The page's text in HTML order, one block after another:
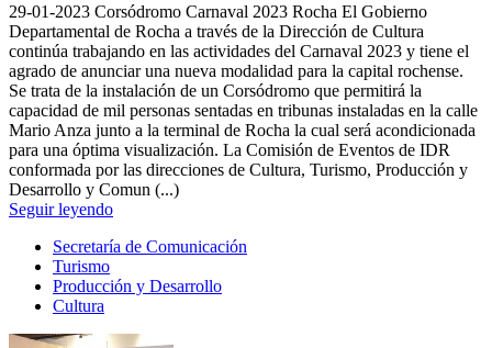
29-01-2023 Corsódromo Carnaval 2023 Rocha El Gobierno
Departamental de Rocha a través de la Dirección de Cultura
continúa trabajando en las actividades del Carnaval 2023 y tiene el
agrado de anunciar una nueva modalidad para la capital rochense.
Se trata de la instalación de un Corsódromo que permitirá la
capacidad de mil personas sentadas en tribunas instaladas en la calle
Mario Anza junto a la terminal de Rocha la cual será acondicionada
para una óptima visualización. La Comisión de Eventos de IDR
conformada por las direcciones de Cultura, Turismo, Producción y
Desarrollo y Comun (...)
Seguir leyendo
Secretaría de Comunicación
Turismo
Producción y Desarrollo
Cultura